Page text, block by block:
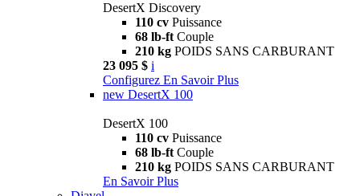
DesertX Discovery
110 cv Puissance
68 lb-ft Couple
210 kg POIDS SANS CARBURANT
23 095 $ i
Configurez En Savoir Plus
new DesertX 100
DesertX 100
110 cv Puissance
68 lb-ft Couple
210 kg POIDS SANS CARBURANT
En Savoir Plus